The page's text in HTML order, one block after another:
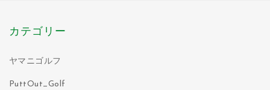
カテゴリー
ヤマニゴルフ
PuttOut_Golf